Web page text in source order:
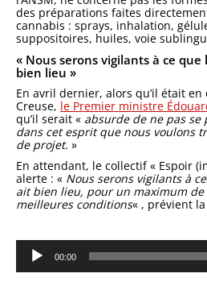
des préparations faites
cannabis : sprays, inhalation,
suppositoires, huiles, voie
« Nous serons vigilants à ce
bien lieu »
En avril dernier, alors qu’il était
Creuse, le Premier ministre
qu’il serait « absurde de ne pas se
dans cet esprit que nous voulons
de projet. »
En attendant, le collectif « Espoir
alerte : « Nous serons vigilants à
ait bien lieu, pour un maximum
meilleures conditions« , prévient
Lecteur
audio
00:00